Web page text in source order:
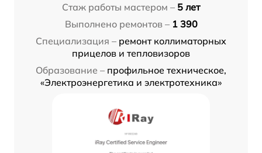
Стаж работы мастером – 5 лет
Выполнено ремонтов – 1 390
Специализация – ремонт коллиматорных
прицелов и тепловизоров
Образование – профильное техническое,
«Электроэнергетика и электротехника»